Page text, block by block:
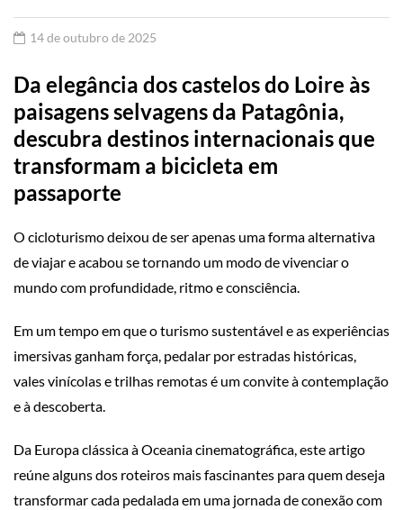
14 de outubro de 2025
Da elegância dos castelos do Loire às
paisagens selvagens da Patagônia,
descubra destinos internacionais que
transformam a bicicleta em
passaporte
O cicloturismo deixou de ser apenas uma forma alternativa
de viajar e acabou se tornando um modo de vivenciar o
mundo com profundidade, ritmo e consciência.
Em um tempo em que o turismo sustentável e as experiências
imersivas ganham força, pedalar por estradas históricas,
vales vinícolas e trilhas remotas é um convite à contemplação
e à descoberta.
Da Europa clássica à Oceania cinematográfica, este artigo
reúne alguns dos roteiros mais fascinantes para quem deseja
transformar cada pedalada em uma jornada de conexão com